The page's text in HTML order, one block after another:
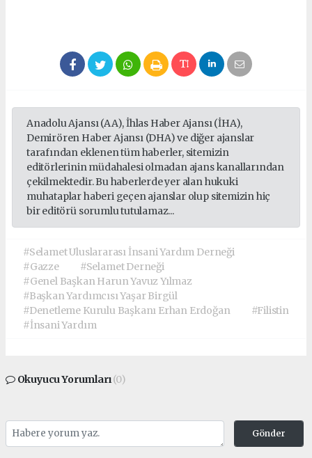
Anadolu Ajansı (AA), İhlas Haber Ajansı (İHA),
Demirören Haber Ajansı (DHA) ve diğer ajanslar
tarafından eklenen tüm haberler, sitemizin
editörlerinin müdahalesi olmadan ajans kanallarından
çekilmektedir. Bu haberlerde yer alan hukuki
muhataplar haberi geçen ajanslar olup sitemizin hiç
bir editörü sorumlu tutulamaz...
#Selamet Uluslararası İnsani Yardım Derneği
#Gazze
#Selamet Derneği
#Genel Başkan Harun Yavuz Yılmaz
#Başkan Yardımcısı Yaşar Birgül
#Denetleme Kurulu Başkanı Erhan Erdoğan
#Filistin
#İnsani Yardım
Okuyucu Yorumları(0)
Gönder